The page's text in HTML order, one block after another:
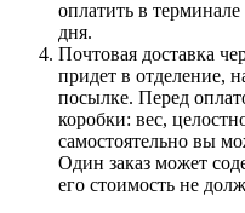
оплатить в
дня.
Почтовая доставка
придет в отделение,
посылке. Перед
коробки: вес,
самостоятельно вы
Один заказ может
его стоимость не